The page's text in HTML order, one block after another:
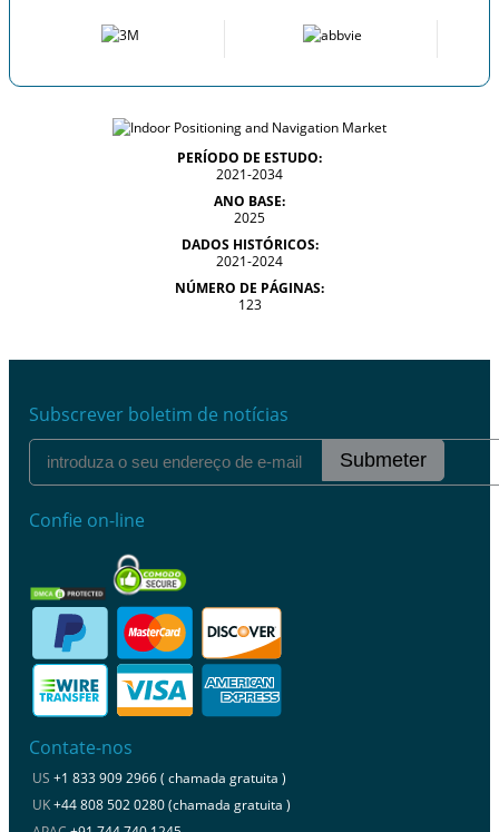
PERÍODO DE ESTUDO:
2021-2034
ANO BASE:
2025
DADOS HISTÓRICOS:
2021-2024
NÚMERO DE PÁGINAS:
123
Subscrever boletim de notícias
Submeter
Confie on-line
Contate-nos
US +1 833 909 2966 ( chamada gratuita )
UK+44 808 502 0280 (chamada gratuita )